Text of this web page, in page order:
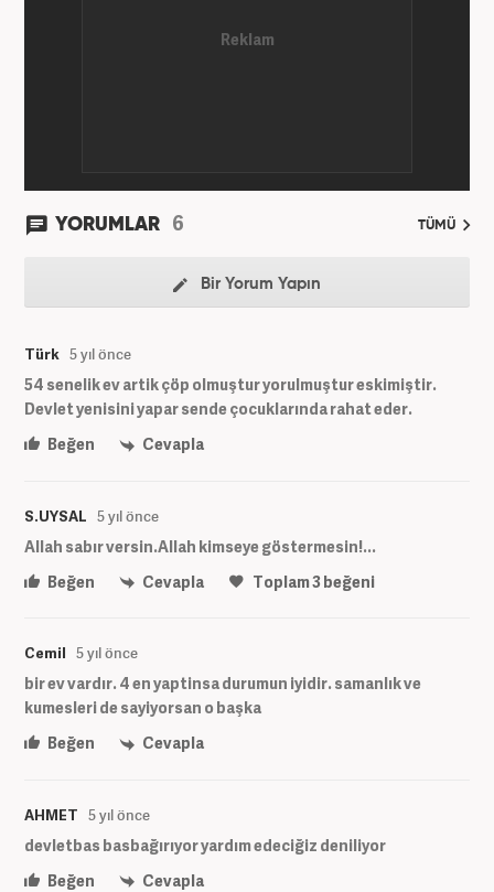
YORUMLAR 6 TÜMÜ
Bir Yorum Yapın
Türk 5 yıl önce
54 senelik ev artik çöp olmuştur yorulmuştur eskimiştir.
Devlet yenisini yapar sende çocuklarında rahat eder.
Beğen
Cevapla
S.UYSAL 5 yıl önce
Allah sabır versin.Allah kimseye göstermesin!...
Beğen
Cevapla Toplam3beğeni
Cemil 5 yıl önce
bir ev vardır. 4 en yaptinsa durumun iyidir. samanlık ve
kumesleri de sayiyorsan o başka
Beğen
Cevapla
AHMET 5 yıl önce
devletbas basbağırıyor yardım edeciğiz deniliyor
Beğen
Cevapla